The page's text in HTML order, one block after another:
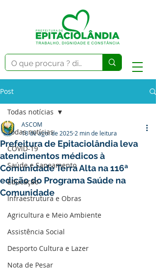
Post
Todas notícias
COVID-19
Saúde e Saneamento
Educação
Infraestrutura e Obras
Agricultura e Meio Ambiente
Assistência Social
Desporto Cultura e Lazer
Nota de Pesar
Todas notícias
Prefeitura de Epitaciolândia leva
atendimentos médicos à
Comunidade Terra Alta na 116ª
edição do Programa Saúde na
Comunidade
ASCOM
18 de ago. de 2025 2 min de leitura